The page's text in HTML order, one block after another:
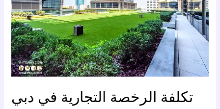
تكلفة الرخصة التجارية في دبي